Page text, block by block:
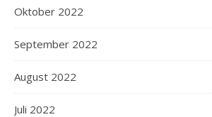
Oktober 2022
September 2022
August 2022
Juli 2022